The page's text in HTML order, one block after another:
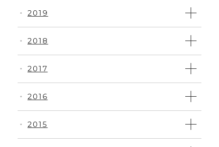
・ 2015
・ 2016
・ 2017
・ 2018
・ 2019